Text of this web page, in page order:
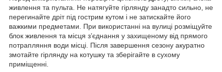
живлення та пульта. Не натягуйте гірлянду занадто сильно, не
перегинайте дріт під гострим кутом і не затискайте його
важкими предметами. При використанні на вулиці розміщуйте
блок живлення та місця з’єднання у захищеному від прямого
потрапляння води місці. Після завершення сезону акуратно
змотайте гірлянду на котушку та зберігайте в сухому
приміщенні.